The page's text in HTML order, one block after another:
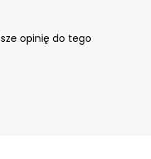
opinię do tego